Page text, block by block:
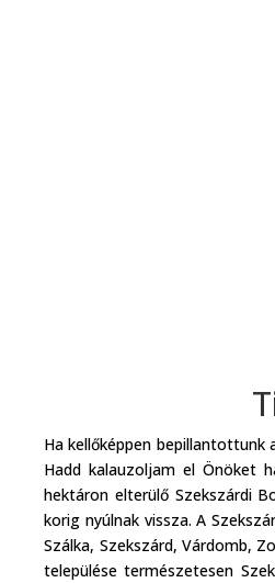
Ha kellőképpen bepillantottunk
Hadd kalauzoljam el Önöket
hektáron elterülő Szekszárdi
korig nyúlnak vissza. A
Szálka, Szekszárd, Várdomb,
települése természetesen